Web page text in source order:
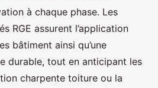
à chaque phase. Les
RGE assurent l’application
bâtiment ainsi qu’une
durable, tout en anticipant les
charpente toiture ou la